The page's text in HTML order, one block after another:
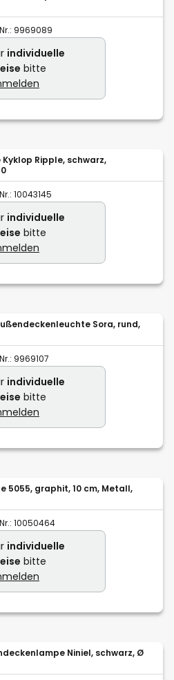
9969089
individuelle
bitte
Ripple, schwarz,
10043145
individuelle
bitte
Sora, rund,
9969107
individuelle
bitte
5055, graphit, 10 cm, Metall,
10050464
individuelle
bitte
Niniel, schwarz, Ø